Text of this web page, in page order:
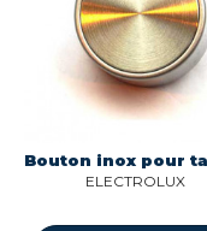
ELECTROLUX